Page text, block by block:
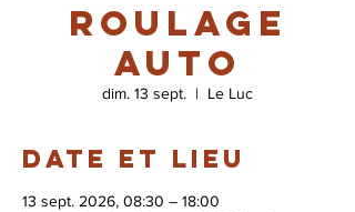
Roulage
Auto
dim. 13 sept.
  |
Le Luc
Date et lieu
13 sept. 2026, 08:30 – 18:00